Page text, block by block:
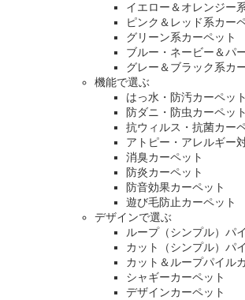
イエロー＆オレンジー
ピンク＆レッド系カー
グリーン系カーペット
ブルー・ネービー＆パ
グレー＆ブラック系カ
機能で選ぶ
はっ水・防汚カーペット
防ダニ・防虫カーペット
抗ウィルス・抗菌カー
アトピー・アレルギー
消臭カーペット
防炎カーペット
防音効果カーペット
遊び毛防止カーペット
デザインで選ぶ
ループ（シンプル）パ
カット（シンプル）パ
カット＆ループパイル
シャギーカーペット
デザインカーペット